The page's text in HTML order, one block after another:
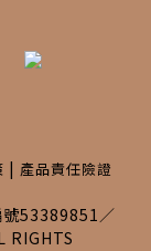
| 產品責任險證
53389851／
RIGHTS